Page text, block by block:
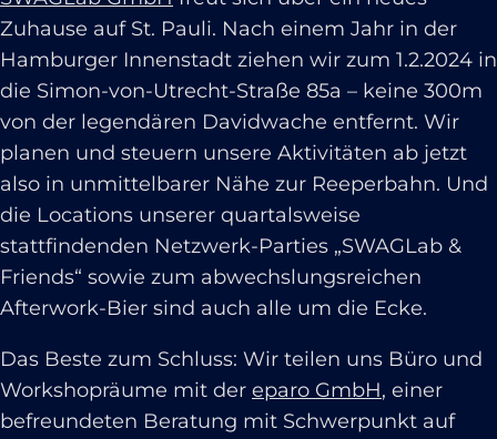
Zuhause auf St. Pauli. Nach einem Jahr in der
Hamburger Innenstadt ziehen wir zum 1.2.2024 in
die Simon-von-Utrecht-Straße 85a – keine 300m
von der legendären Davidwache entfernt. Wir
planen und steuern unsere Aktivitäten ab jetzt
also in unmittelbarer Nähe zur Reeperbahn. Und
die Locations unserer quartalsweise
stattfindenden Netzwerk-Parties „SWAGLab &
Friends“ sowie zum abwechslungsreichen
Afterwork-Bier sind auch alle um die Ecke.
Das Beste zum Schluss: Wir teilen uns Büro und
Workshopräume mit der eparo GmbH, einer
befreundeten Beratung mit Schwerpunkt auf